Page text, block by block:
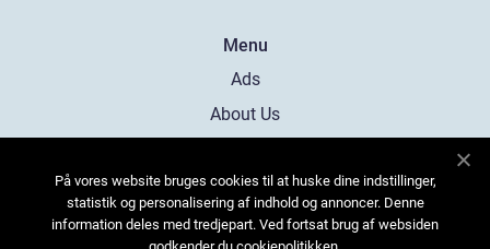
Menu
Ads
About Us
Contact
Sitemap
På vores website bruges cookies til at huske dine indstillinger,
statistik og personalisering af indhold og annoncer. Denne
information deles med tredjepart. Ved fortsat brug af websiden